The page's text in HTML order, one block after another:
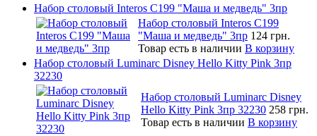
Набор столовый Interos C199 "Маша и медведь" 3пр
Набор столовый Interos C199
"Маша и медведь" 3пр 124 грн.
Товар есть в наличии В корзину
Набор столовый Luminarc Disney Hello Kitty Pink 3пр
32230
Набор столовый Luminarc Disney
Hello Kitty Pink 3пр 32230 258 грн.
Товар есть в наличии В корзину